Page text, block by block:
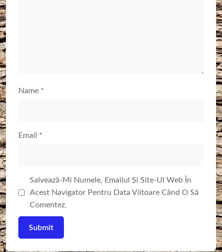
Name *
Email *
Salvează-Mi Numele, Emailul Și Site-Ul Web În
Acest Navigator Pentru Data Viitoare Când O Să
Comentez.